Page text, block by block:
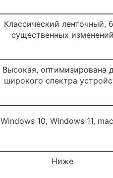
Классический ленточный,
существенных
Высокая, оптимизирована
широкого спектра
Windows 10, Windows 11,
Ниже